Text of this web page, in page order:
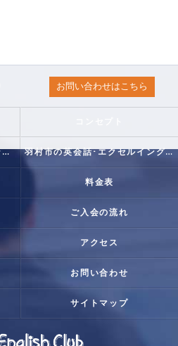
お問い合わせはこちら
羽村市の英会話・エクセルイングリッシュクラブの口コミ情報 羽村市の英会話･エクセルイングリッシュクラブの評判
料金表
ご入会の流れ
アクセス
お問い合わせ
サイトマップ